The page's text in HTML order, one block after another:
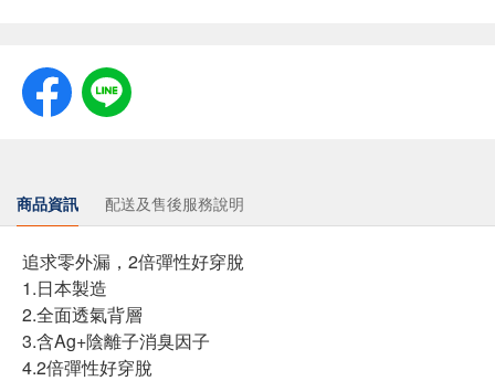
商品資訊 配送及售後服務說明
追求零外漏，2倍彈性好穿脫
1.日本製造
2.全面透氣背層
3.含Ag+陰離子消臭因子
4.2倍彈性好穿脫